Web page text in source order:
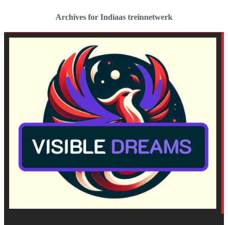
Archives for Indiaas treinnetwerk